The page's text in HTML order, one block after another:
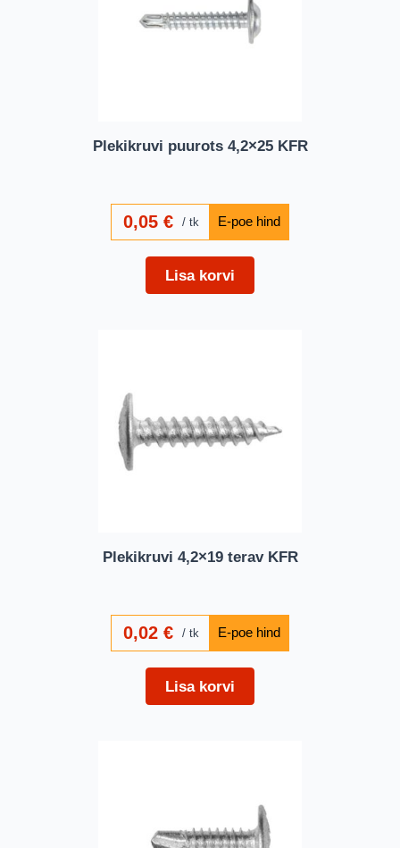
Plekikruvi puurots 4,2×25 KFR
0,05€ tk
Lisa korvi
Plekikruvi 4,2×19 terav KFR
0,02€ tk
Lisa korvi